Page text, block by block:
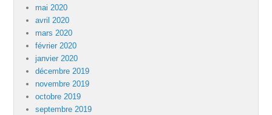
mai 2020
avril 2020
mars 2020
février 2020
janvier 2020
décembre 2019
novembre 2019
octobre 2019
septembre 2019